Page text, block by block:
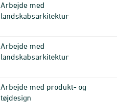
Arbejde med
landskabsarkitektur
Arbejde med
landskabsarkitektur
Arbejde med produkt- og
tøjdesign